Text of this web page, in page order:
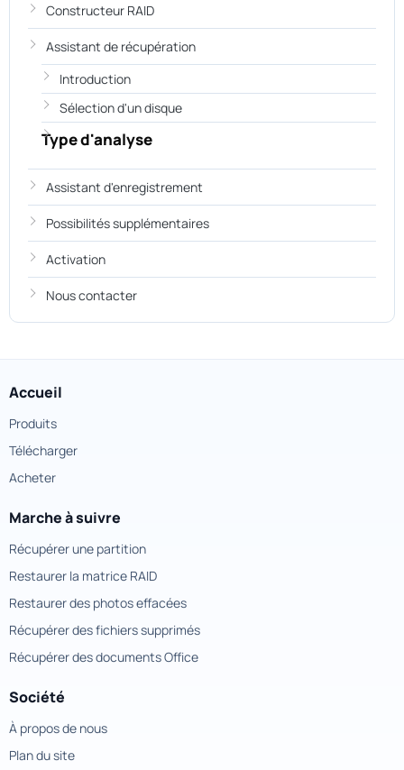
Constructeur RAID
Assistant de récupération
Introduction
Sélection d'un disque
Type d'analyse
Assistant d'enregistrement
Possibilités supplémentaires
Activation
Nous contacter
Accueil
Produits
Télécharger
Acheter
Marche à suivre
Récupérer une partition
Restaurer la matrice RAID
Restaurer des photos effacées
Récupérer des fichiers supprimés
Récupérer des documents Office
Société
À propos de nous
Plan du site